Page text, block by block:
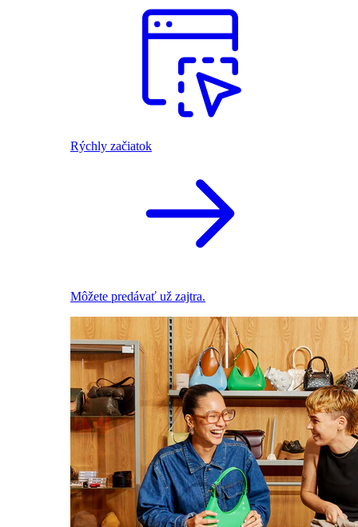
Rýchly začiatok
Môžete predávať už zajtra.